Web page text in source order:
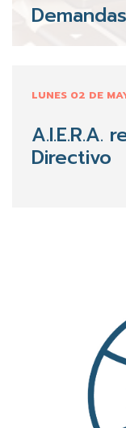
LUNES 02 DE
A.I.E.R.A.
Directivo